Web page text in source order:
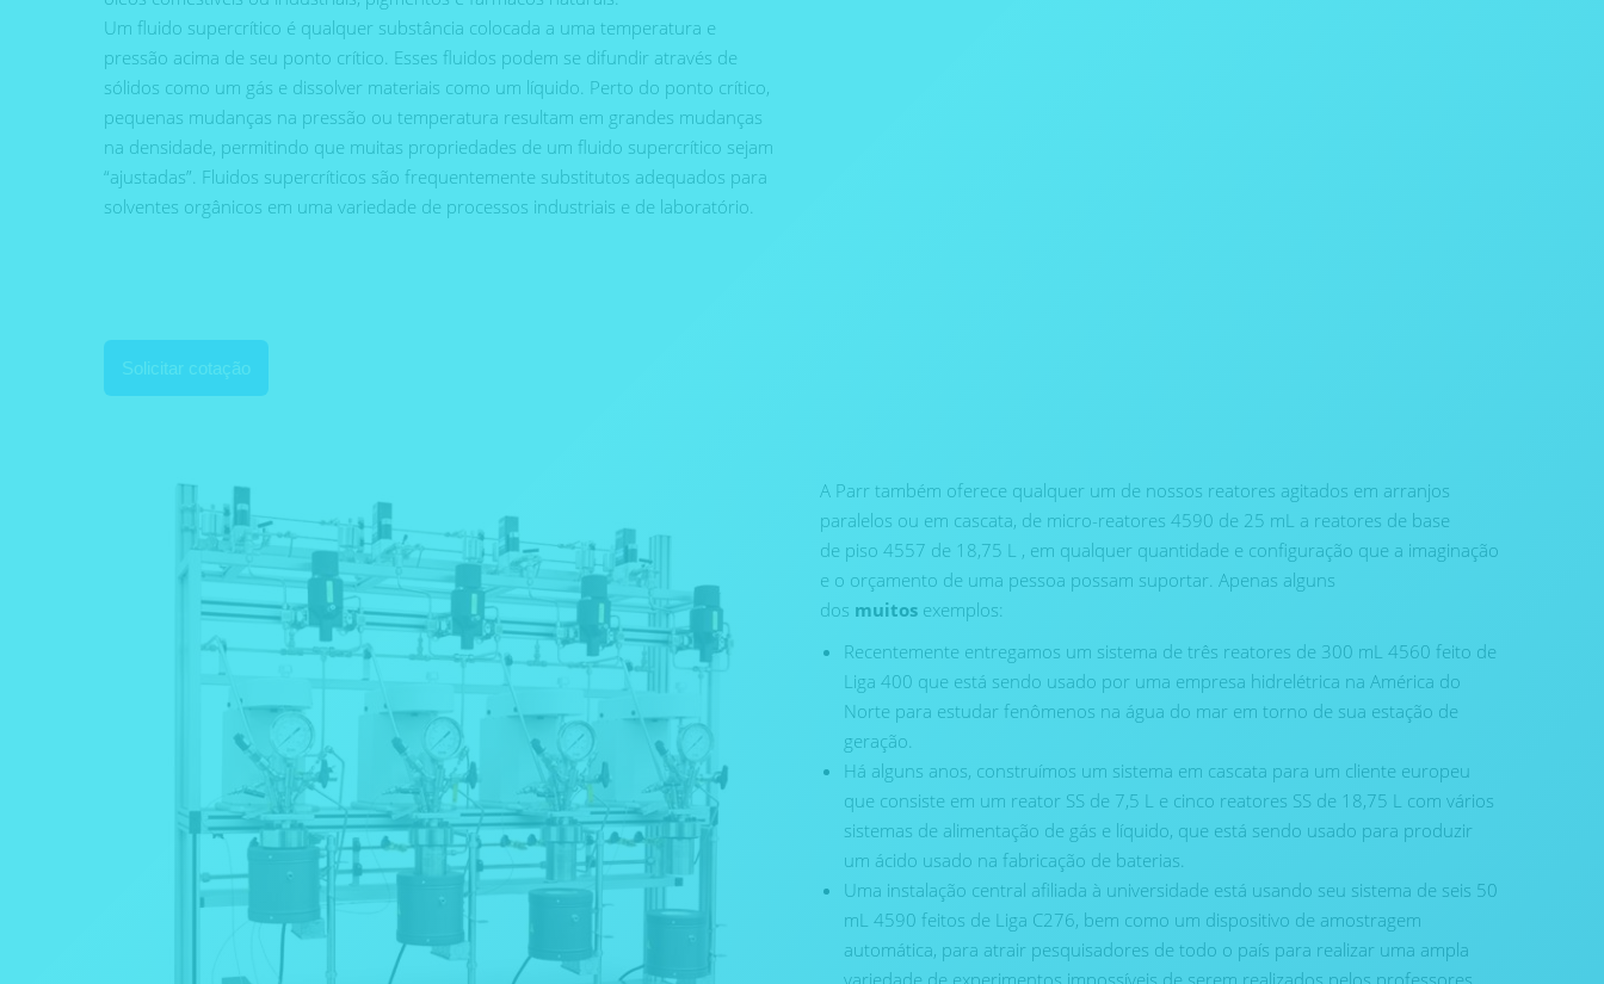
Um fluido supercrítico é qualquer substância colocada a uma temperatura e
pressão acima de seu ponto crítico. Esses fluidos podem se difundir através de
sólidos como um gás e dissolver materiais como um líquido. Perto do ponto crítico,
pequenas mudanças na pressão ou temperatura resultam em grandes mudanças
na densidade, permitindo que muitas propriedades de um fluido supercrítico sejam
“ajustadas”. Fluidos supercríticos são frequentemente substitutos adequados para
solventes orgânicos em uma variedade de processos industriais e de laboratório.
Solicitar cotação
A Parr também oferece qualquer um de nossos reatores agitados em arranjos
paralelos ou em cascata, de micro-reatores 4590 de 25 mL a reatores de base
de piso 4557 de 18,75 L , em qualquer quantidade e configuração que a imaginação
e o orçamento de uma pessoa possam suportar. Apenas alguns
dos muitos exemplos:
Recentemente entregamos um sistema de três reatores de 300 mL 4560 feito de
Liga 400 que está sendo usado por uma empresa hidrelétrica na América do
Norte para estudar fenômenos na água do mar em torno de sua estação de
geração.
Há alguns anos, construímos um sistema em cascata para um cliente europeu
que consiste em um reator SS de 7,5 L e cinco reatores SS de 18,75 L com vários
sistemas de alimentação de gás e líquido, que está sendo usado para produzir
um ácido usado na fabricação de baterias.
Uma instalação central afiliada à universidade está usando seu sistema de seis 50
mL 4590 feitos de Liga C276, bem como um dispositivo de amostragem
automática, para atrair pesquisadores de todo o país para realizar uma ampla
variedade de experimentos impossíveis de serem realizados pelos professores